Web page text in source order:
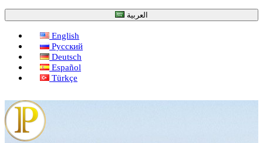
العربية
English
Русский
Deutsch
Español
Türkçe